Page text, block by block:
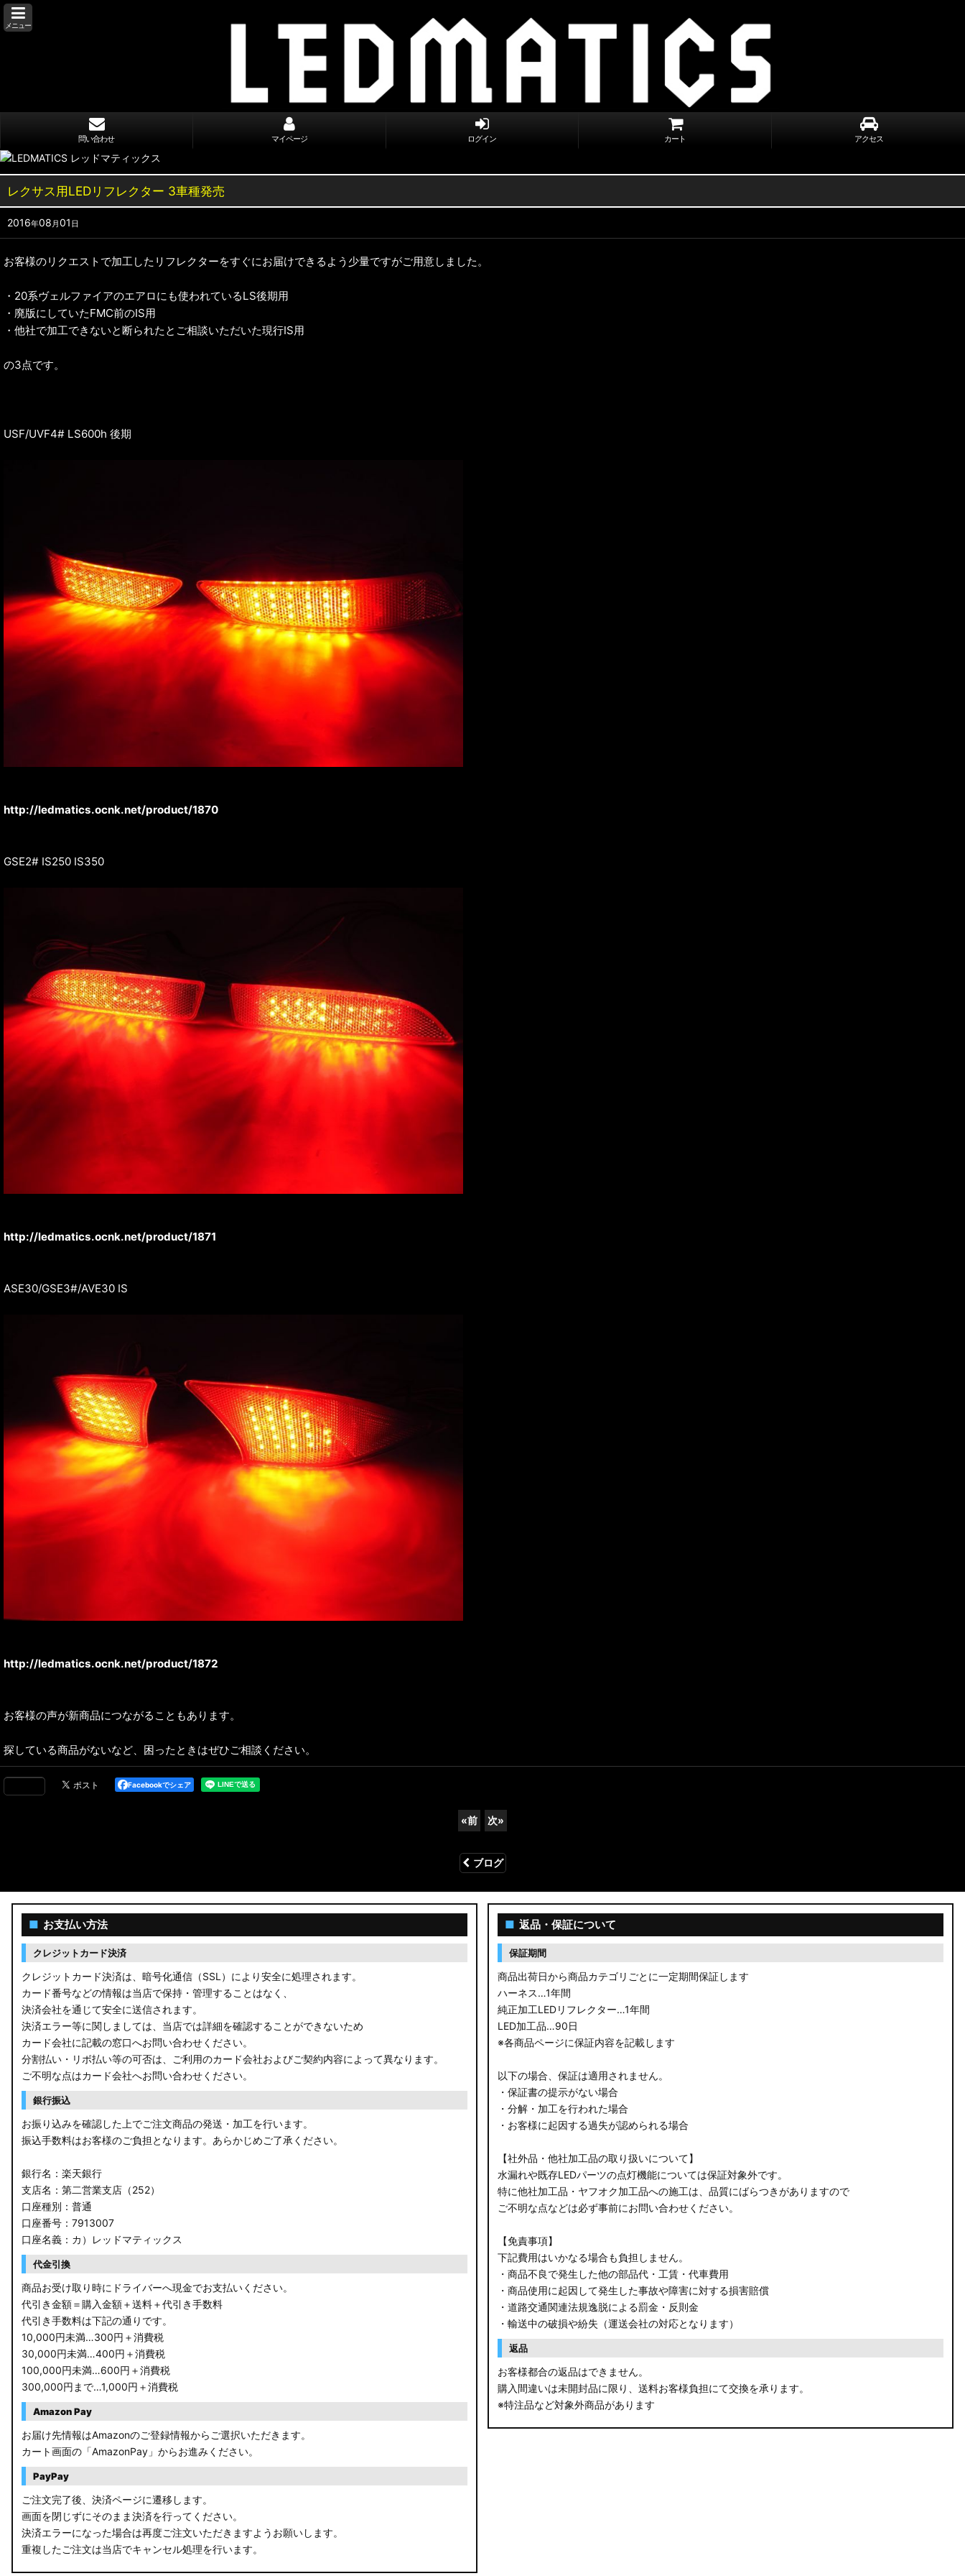
メニュー
問い合わせ マイページ ログイン カート アクセス
レクサス用LEDリフレクター 3車種発売
2016年08 月 01 日
お客様のリクエストで加工したリフレクターをすぐにお届けできるよう少量ですがご用意しました。
・20系ヴェルファイアのエアロにも使われているLS後期用
・廃版にしていたFMC前のIS用
・他社で加工できないと断られたとご相談いただいた現行IS用
の3点です。
USF/UVF4# LS600h 後期
http://ledmatics.ocnk.net/product/1870
GSE2# IS250 IS350
http://ledmatics.ocnk.net/product/1871
ASE30/GSE3#/AVE30 IS
http://ledmatics.ocnk.net/product/1872
お客様の声が新商品につながることもあります。
探している商品がないなど、困ったときはぜひご相談ください。
Facebookでシェア
«前 次»
ブログ
■ お支払い方法
クレジットカード決済
クレジットカード決済は、暗号化通信（SSL）により安全に処理されます。
カード番号などの情報は当店で保持・管理することはなく、
決済会社を通じて安全に送信されます。
決済エラー等に関しましては、当店では詳細を確認することができないため
カード会社に記載の窓口へお問い合わせください。
分割払い・リボ払い等の可否は、ご利用のカード会社およびご契約内容によって異なります。
ご不明な点はカード会社へお問い合わせください。
銀行振込
お振り込みを確認した上でご注文商品の発送・加工を行います。
振込手数料はお客様のご負担となります。あらかじめご了承ください。
銀行名：楽天銀行
支店名：第二営業支店（252）
口座種別：普通
口座番号：7913007
口座名義：カ）レッドマティックス
代金引換
商品お受け取り時にドライバーへ現金でお支払いください。
代引き金額＝購入金額＋送料＋代引き手数料
代引き手数料は下記の通りです。
10,000円未満…300円＋消費税
30,000円未満…400円＋消費税
100,000円未満…600円＋消費税
300,000円まで…1,000円＋消費税
Amazon Pay
お届け先情報はAmazonのご登録情報からご選択いただきます。
カート画面の「AmazonPay」からお進みください。
PayPay
ご注文完了後、決済ページに遷移します。
画面を閉じずにそのまま決済を行ってください。
決済エラーになった場合は再度ご注文いただきますようお願いします。
重複したご注文は当店でキャンセル処理を行います。
■ 返品・保証について
保証期間
商品出荷日から商品カテゴリごとに一定期間保証します
ハーネス…1年間
純正加工LEDリフレクター…1年間
LED加工品…90日
※各商品ページに保証内容を記載します
以下の場合、保証は適用されません。
・保証書の提示がない場合
・分解・加工を行われた場合
・お客様に起因する過失が認められる場合
【社外品・他社加工品の取り扱いについて】
水漏れや既存LEDパーツの点灯機能については保証対象外です。
特に他社加工品・ヤフオク加工品への施工は、品質にばらつきがありますので
ご不明な点などは必ず事前にお問い合わせください。
【免責事項】
下記費用はいかなる場合も負担しません。
・商品不良で発生した他の部品代・工賃・代車費用
・商品使用に起因して発生した事故や障害に対する損害賠償
・道路交通関連法規逸脱による罰金・反則金
・輸送中の破損や紛失（運送会社の対応となります）
返品
お客様都合の返品はできません。
購入間違いは未開封品に限り、送料お客様負担にて交換を承ります。
※特注品など対象外商品があります